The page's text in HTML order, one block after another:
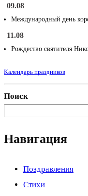
09.08
Международный день
11.08
Рождество святителя
Календарь праздников
Поиск
Навигация
Поздравления
Стихи